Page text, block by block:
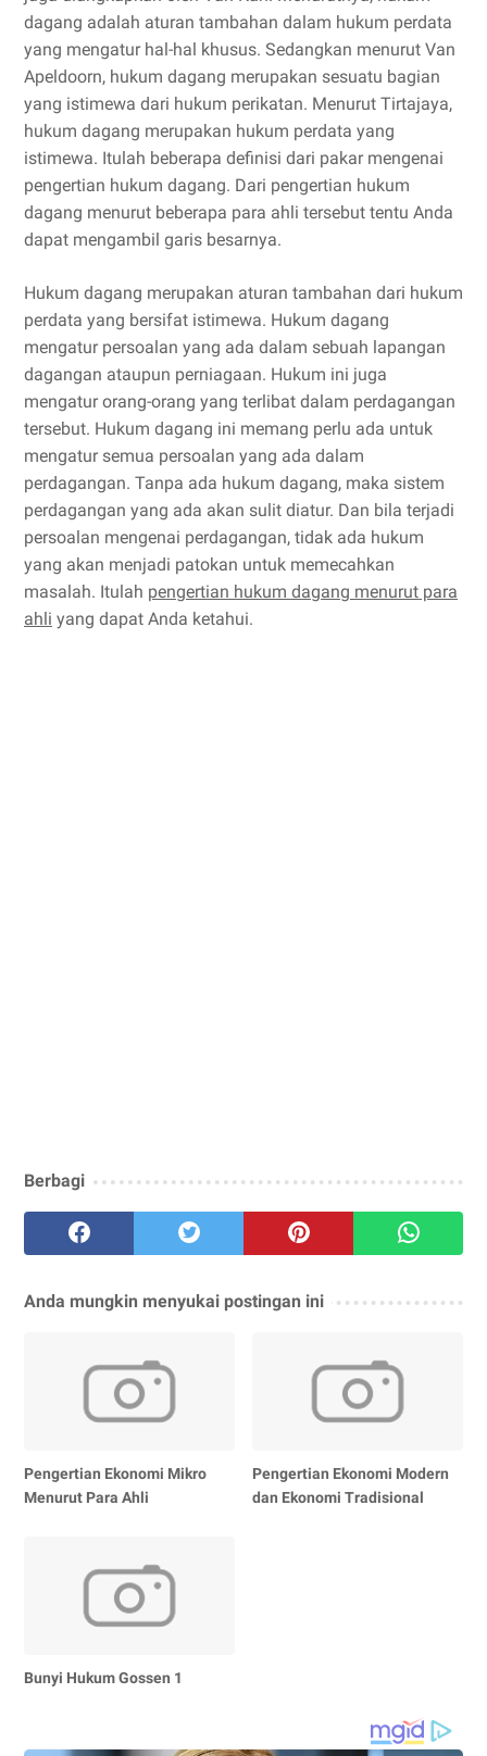
dagang adalah aturan tambahan dalam hukum perdata
yang mengatur hal-hal khusus. Sedangkan menurut Van
Apeldoorn, hukum dagang merupakan sesuatu bagian
yang istimewa dari hukum perikatan. Menurut Tirtajaya,
hukum dagang merupakan hukum perdata yang
istimewa. Itulah beberapa definisi dari pakar mengenai
pengertian hukum dagang. Dari pengertian hukum
dagang menurut beberapa para ahli tersebut tentu Anda
dapat mengambil garis besarnya.
Hukum dagang merupakan aturan tambahan dari hukum
perdata yang bersifat istimewa. Hukum dagang
mengatur persoalan yang ada dalam sebuah lapangan
dagangan ataupun perniagaan. Hukum ini juga
mengatur orang-orang yang terlibat dalam perdagangan
tersebut. Hukum dagang ini memang perlu ada untuk
mengatur semua persoalan yang ada dalam
perdagangan. Tanpa ada hukum dagang, maka sistem
perdagangan yang ada akan sulit diatur. Dan bila terjadi
persoalan mengenai perdagangan, tidak ada hukum
yang akan menjadi patokan untuk memecahkan
masalah. Itulah pengertian hukum dagang menurut para
ahli yang dapat Anda ketahui.
Berbagi
Anda mungkin menyukai postingan ini
Pengertian Ekonomi Mikro
Menurut Para Ahli
Pengertian Ekonomi Modern
dan Ekonomi Tradisional
Bunyi Hukum Gossen 1